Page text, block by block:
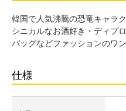
韓国で人気沸騰の恐竜キャラ
シニカルなお酒好き・ディプ
バッグなどファッションのワ
仕様